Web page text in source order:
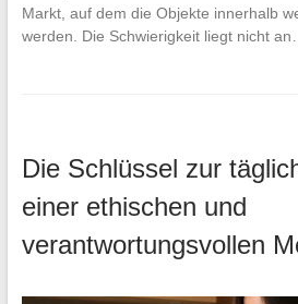
Markt, auf dem die Objekte innerhalb
werden. Die Schwierigkeit liegt nicht an…
Die Schlüssel zur
einer ethischen und
verantwortungsvollen